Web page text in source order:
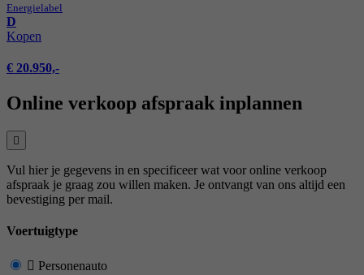
Energie­label
D
Kopen
€ 20.950,-
Online verkoop afspraak inplannen
Vul hier je gegevens in en specificeer wat voor online verkoop
afspraak je graag zou willen maken. Je ontvangt van ons altijd een
bevestiging per mail.
Voertuigtype
Personenauto